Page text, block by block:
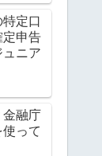
定口
定申告
ュニア
金融庁
って